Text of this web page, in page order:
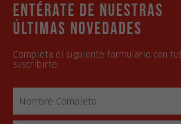
Entérate de nuestras
últimas novedades
Completa el siguiente formulario con
suscribirte.